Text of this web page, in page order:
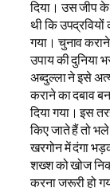
दिया। उस जीप के
थी कि उपद्रवियों
गया। चुनाव
उपाय की दुनिया
अब्दुल्ला ने इसे
कराने का दबाव
दिया गया। इस
किए जाते हैं तो भले
खरगोन में दंगा
शख्श को खोज
करना जरूरी हो